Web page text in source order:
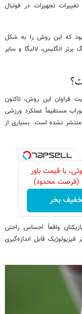
تجهیزات در فوتبال
بود که این روش را به شکل
انگلیس، لالیگا و سایر
فراوان این روش، تاکنون
مستقیماً عملکرد ورزشی
نشده است. بسیاری از
با قیمت باور
(فرصت محدود)
بخر
واقعاً احساس راحتی
قابل اندازه‌گیری